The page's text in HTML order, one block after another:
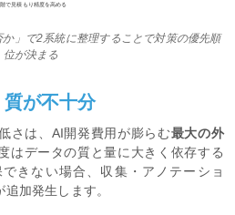
で見積もり精度を高める
」で2系統に整理することで対策の優先順
位が決まる
が不十分
さは、AI開発費用が膨らむ最大の外
はデータの質と量に大きく依存する
きない場合、収集・アノテーショ
加発生します。